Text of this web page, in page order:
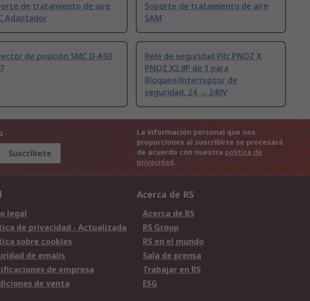
de tratamiento de aire
Adaptador
Soporte de tratamiento de aire
SAM
de posición SMC D-A93
Relé de seguridad Pilz PNOZ X
PNOZ X2.8P de 1 para
Bloqueo/interruptor de
seguridad, 24 → 240V
Suscríbete
La información personal que nos
proporciones al suscribirte se procesará
de acuerdo con nuestra política de
privacidad.
legal
de privacidad - Actualizada
sobre cookies
de emails
de empresa
de venta
Acerca de RS
Acerca de RS
RS Group
RS en el mundo
Sala de prensa
Trabajar en RS
ESG